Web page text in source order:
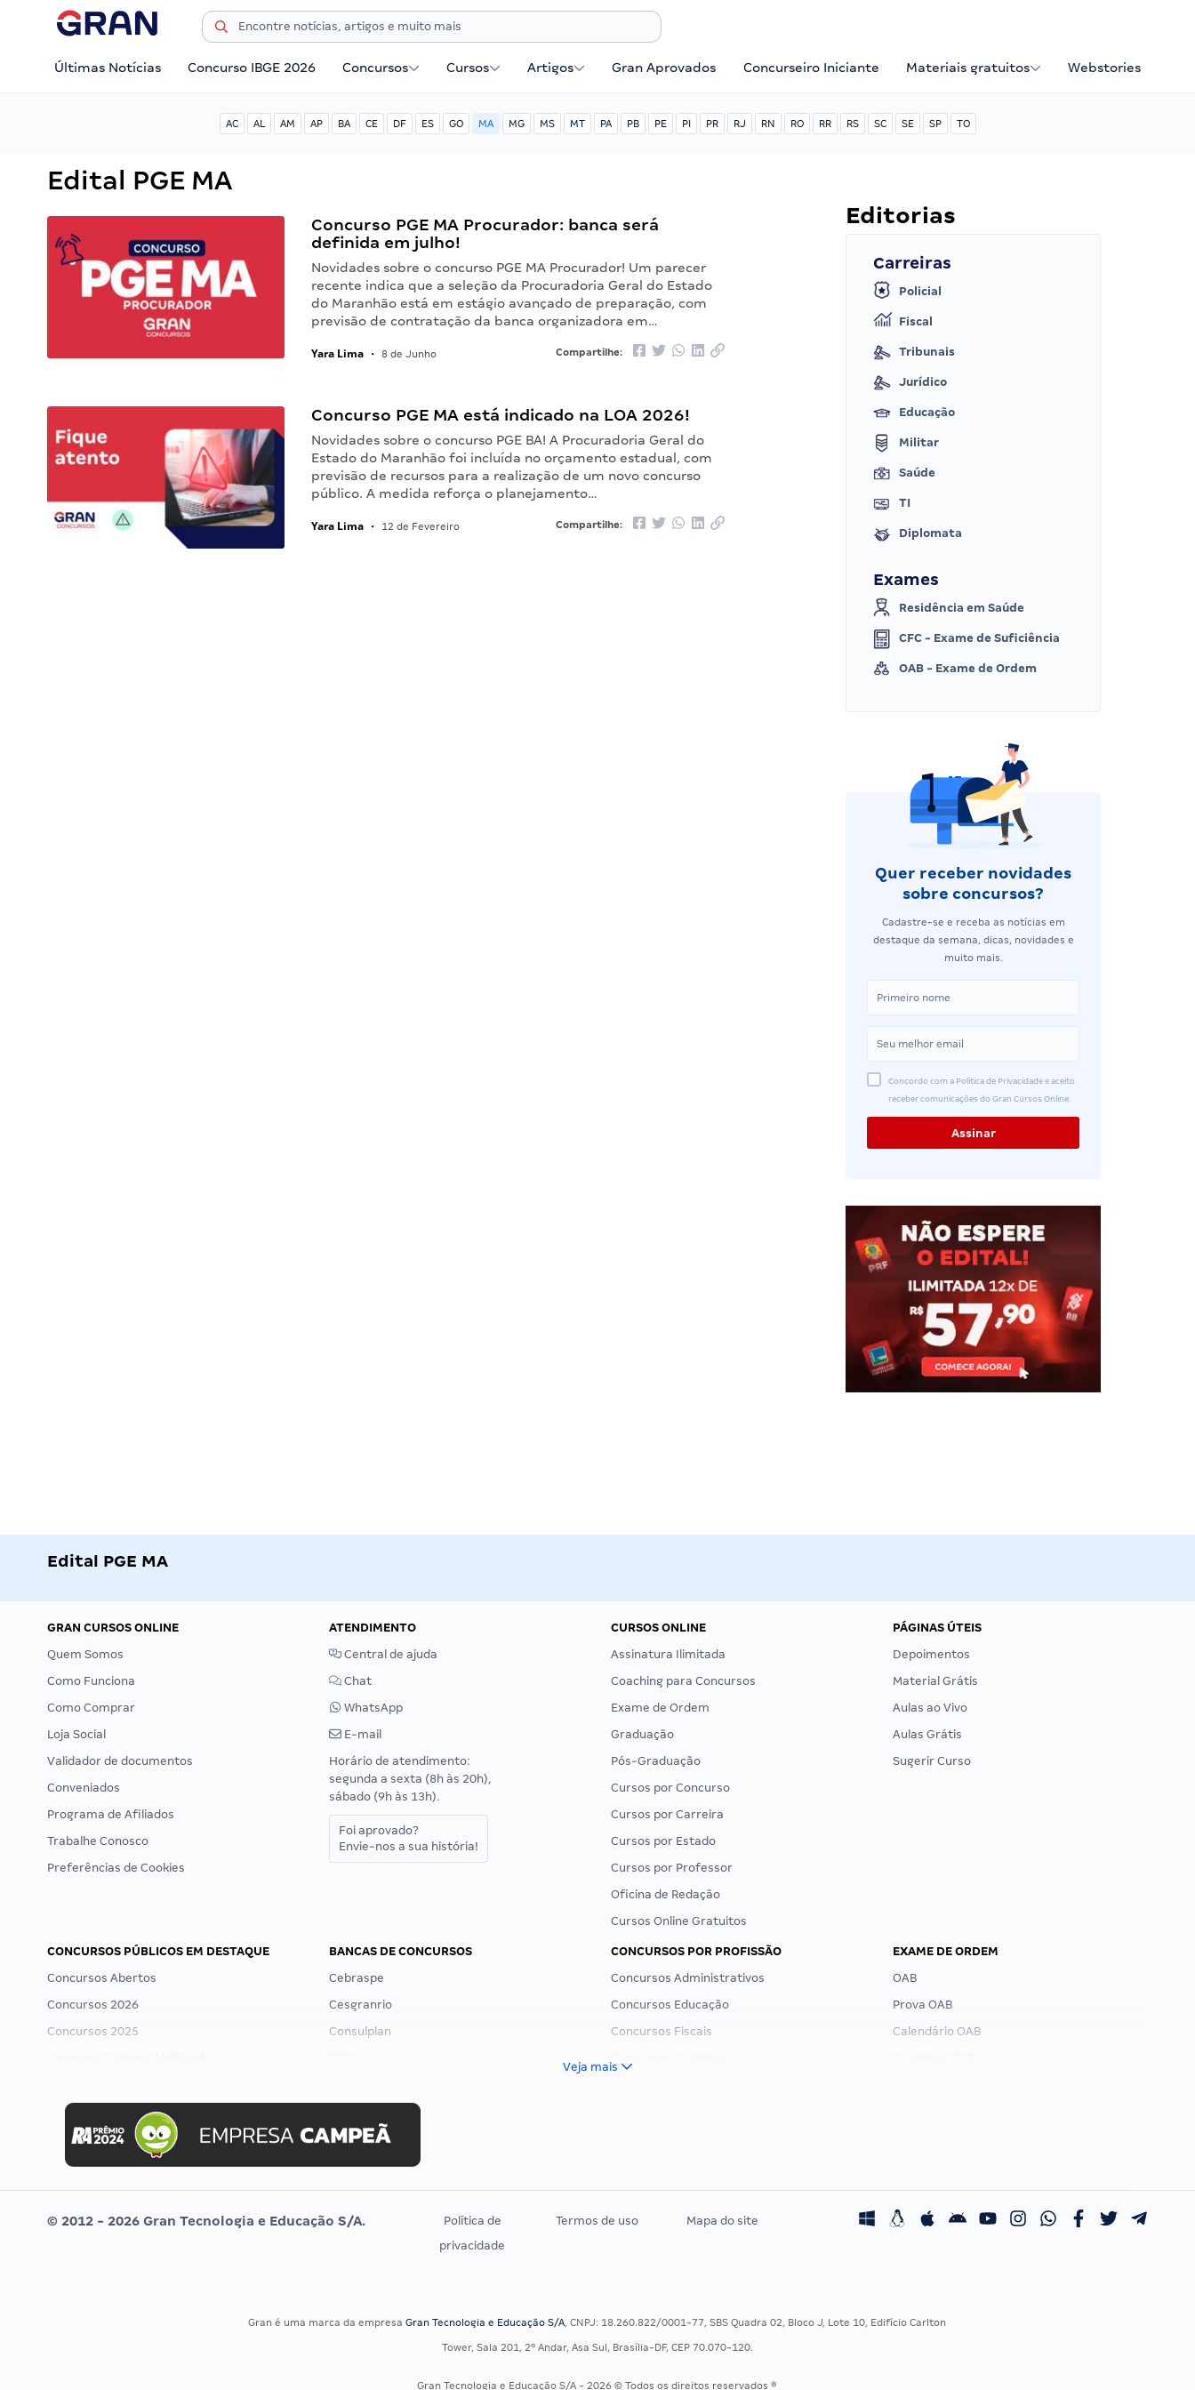
Últimas Notícias Concurso IBGE 2026 Concursos Cursos Artigos Gran Aprovados Concurseiro Iniciante Materiais gratuitos Webstories
AC AL AM AP BA CE DF ES GO MA MG MS MT PA PB PE PI PR RJ RN RO RR RS SC SE SP TO
Edital PGE MA
Concurso PGE MA Procurador: banca será
definida em julho!
Novidades sobre o concurso PGE MA Procurador! Um parecer
recente indica que a seleção da Procuradoria Geral do Estado
do Maranhão está em estágio avançado de preparação, com
previsão de contratação da banca organizadora em…
Yara Lima • 8 de Junho Compartilhe:
Concurso PGE MA está indicado na LOA 2026!
Novidades sobre o concurso PGE BA! A Procuradoria Geral do
Estado do Maranhão foi incluída no orçamento estadual, com
previsão de recursos para a realização de um novo concurso
público. A medida reforça o planejamento…
Yara Lima • 12 de Fevereiro Compartilhe:
Editorias
Carreiras
Policial
Fiscal
Tribunais
Jurídico
Educação
Militar
Saúde
TI
Diplomata
Exames
Residência em Saúde
CFC - Exame de Suficiência
OAB - Exame de Ordem
Quer receber novidades
sobre concursos?
Cadastre-se e receba as notícias em
destaque da semana, dicas, novidades e
muito mais.
Concordo com a Política de Privacidade e aceito
receber comunicações do Gran Cursos Online.
Edital PGE MA
GRAN CURSOS ONLINE
Quem Somos
Como Funciona
Como Comprar
Loja Social
Validador de documentos
Conveniados
Programa de Afiliados
Trabalhe Conosco
Preferências de Cookies
ATENDIMENTO
Central de ajuda
Chat
WhatsApp
E-mail
Horário de atendimento:
segunda a sexta (8h às 20h),
sábado (9h às 13h).
Foi aprovado?
Envie-nos a sua história!
CURSOS ONLINE
Assinatura Ilimitada
Coaching para Concursos
Exame de Ordem
Graduação
Pós-Graduação
Cursos por Concurso
Cursos por Carreira
Cursos por Estado
Cursos por Professor
Oficina de Redação
Cursos Online Gratuitos
PÁGINAS ÚTEIS
Depoimentos
Material Grátis
Aulas ao Vivo
Aulas Grátis
Sugerir Curso
CONCURSOS PÚBLICOS EM DESTAQUE
Concursos Abertos
Concursos 2026
Concursos 2025
Concurso MPU
Editais publicados
BANCAS DE CONCURSOS
Cebraspe
Cesgranrio
Consulplan
Selecon
Uniase
Vunesp
CONCURSOS POR PROFISSÃO
Concursos Administrativos
Concursos Educação
Concursos Fiscais
Residência Multiprofissional
EXAME DE ORDEM
OAB
Prova OAB
Calendário OAB
Veja mais
© 2012 - 2026 Gran Tecnologia e Educação S/A.
Política de
privacidade
Termos de uso Mapa do site
Gran é uma marca da empresaGran Tecnologia e Educação S/A, CNPJ: 18.260.822/0001-77, SBS Quadra 02, Bloco J, Lote 10, Edifício Carlton
Tower, Sala 201, 2º Andar, Asa Sul, Brasília-DF, CEP 70.070-120.
Gran Tecnologia e Educação S/A - 2026 © Todos os direitos reservados ®